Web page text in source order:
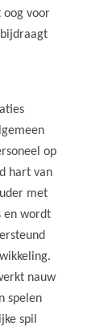
oog voor
op
hart van
met
en wordt
nauw
spelen
spil